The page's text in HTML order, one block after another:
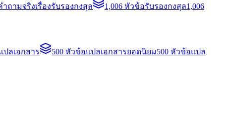
ำถามจริงเรื่องรับรองกงสุล 1,006 หัวข้อรับรองกงสุล1,006
ปลเอกสาร 500 หัวข้อแปลเอกสารยอดนิยม500 หัวข้อแปล